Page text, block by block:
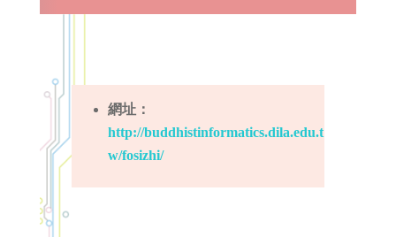
網址：
http://buddhistinformatics.dila.edu.t
w/fosizhi/